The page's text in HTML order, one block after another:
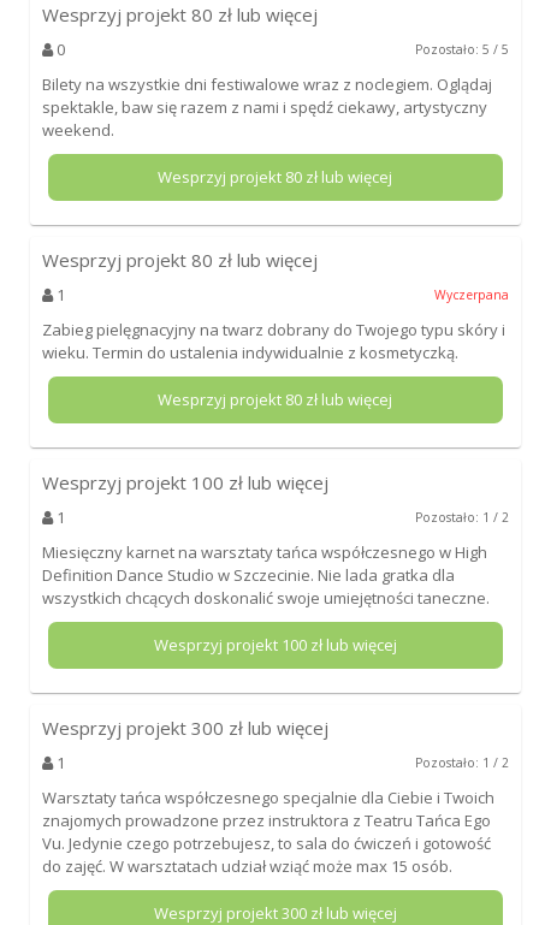
Wesprzyj projekt 80 zł lub więcej
0 Pozostało: 5 / 5
Bilety na wszystkie dni festiwalowe wraz z noclegiem. Oglądaj
spektakle, baw się razem z nami i spędź ciekawy, artystyczny
weekend.
Wesprzyj projekt 80 zł lub więcej
Wesprzyj projekt 80 zł lub więcej
1 Wyczerpana
Zabieg pielęgnacyjny na twarz dobrany do Twojego typu skóry i
wieku. Termin do ustalenia indywidualnie z kosmetyczką.
Wesprzyj projekt 80 zł lub więcej
Wesprzyj projekt 100 zł lub więcej
1 Pozostało: 1 / 2
Miesięczny karnet na warsztaty tańca współczesnego w High
Definition Dance Studio w Szczecinie. Nie lada gratka dla
wszystkich chcących doskonalić swoje umiejętności taneczne.
Wesprzyj projekt 100zł lub więcej
Wesprzyj projekt 300 zł lub więcej
1 Pozostało: 1 / 2
Warsztaty tańca współczesnego specjalnie dla Ciebie i Twoich
znajomych prowadzone przez instruktora z Teatru Tańca Ego
Vu. Jedynie czego potrzebujesz, to sala do ćwiczeń i gotowość
do zajęć. W warsztatach udział wziąć może max 15 osób.
Wesprzyj projekt300zł lub więcej